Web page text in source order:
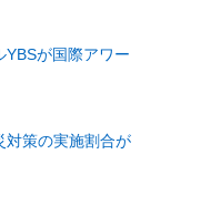
が国際アワー
対策の実施割合が